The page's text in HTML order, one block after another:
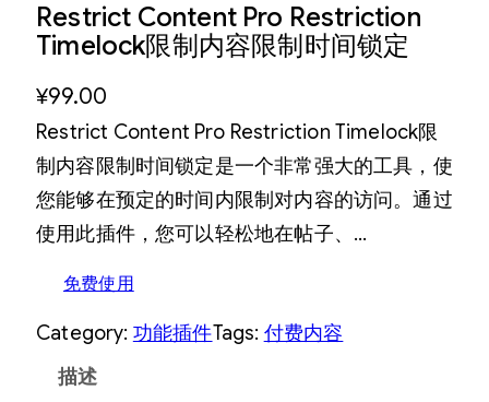
Restrict Content Pro Restriction
Timelock限制内容限制时间锁定
¥99.00
Restrict Content Pro Restriction Timelock限
制内容限制时间锁定是一个非常强大的工具，使
您能够在预定的时间内限制对内容的访问。通过
使用此插件，您可以轻松地在帖子、…
免费使用
Category: 功能插件Tags: 付费内容
描述